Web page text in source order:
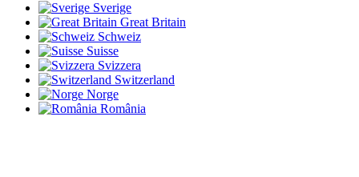
Sverige
Great Britain
Schweiz
Suisse
Svizzera
Switzerland
Norge
România